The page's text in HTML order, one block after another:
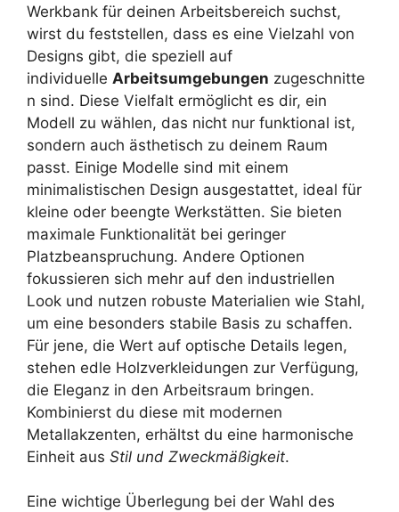
Werkbank für deinen Arbeitsbereich suchst,
wirst du feststellen, dass es eine Vielzahl von
Designs gibt, die speziell auf
individuelle Arbeitsumgebungen zugeschnitte
n sind. Diese Vielfalt ermöglicht es dir, ein
Modell zu wählen, das nicht nur funktional ist,
sondern auch ästhetisch zu deinem Raum
passt. Einige Modelle sind mit einem
minimalistischen Design ausgestattet, ideal für
kleine oder beengte Werkstätten. Sie bieten
maximale Funktionalität bei geringer
Platzbeanspruchung. Andere Optionen
fokussieren sich mehr auf den industriellen
Look und nutzen robuste Materialien wie Stahl,
um eine besonders stabile Basis zu schaffen.
Für jene, die Wert auf optische Details legen,
stehen edle Holzverkleidungen zur Verfügung,
die Eleganz in den Arbeitsraum bringen.
Kombinierst du diese mit modernen
Metallakzenten, erhältst du eine harmonische
Einheit aus Stil und Zweckmäßigkeit.
Eine wichtige Überlegung bei der Wahl des